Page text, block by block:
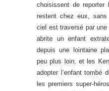
choisissent de
restent chez eux,
ciel est traversé par
abrite un enfant
depuis une lointaine
peu plus loin, et les
adopter l’enfant tombé
les premiers super-